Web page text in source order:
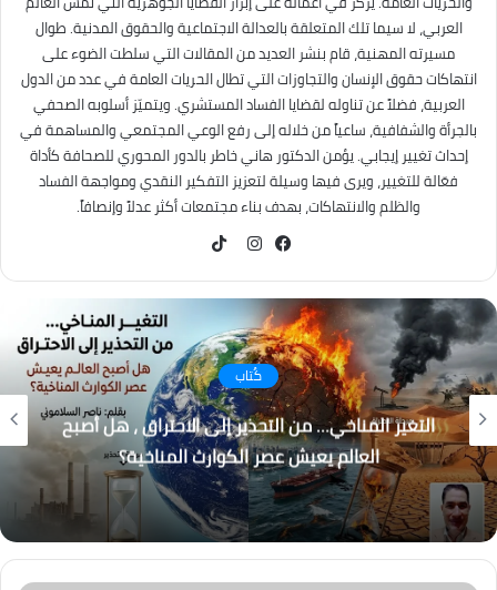
العربي، لا سيما تلك المتعلقة بالعدالة الاجتماعية والحقوق المدنية. طوال
مسيرته المهنية، قام بنشر العديد من المقالات التي سلطت الضوء على
انتهاكات حقوق الإنسان والتجاوزات التي تطال الحريات العامة في عدد من الدول
العربية، فضلاً عن تناوله لقضايا الفساد المستشري. ويتميّز أسلوبه الصحفي
بالجرأة والشفافية، ساعياً من خلاله إلى رفع الوعي المجتمعي والمساهمة في
إحداث تغيير إيجابي. يؤمن الدكتور هاني خاطر بالدور المحوري للصحافة كأداة
فعّالة للتغيير، ويرى فيها وسيلة لتعزيز التفكير النقدي ومواجهة الفساد
والظلم والانتهاكات، بهدف بناء مجتمعات أكثر عدلاً وإنصافاً.
كُتاب
التغير المناخي… من التحذير إلى الاحتراق ، هل أصبح
العالم يعيش عصر الكوارث المناخية؟